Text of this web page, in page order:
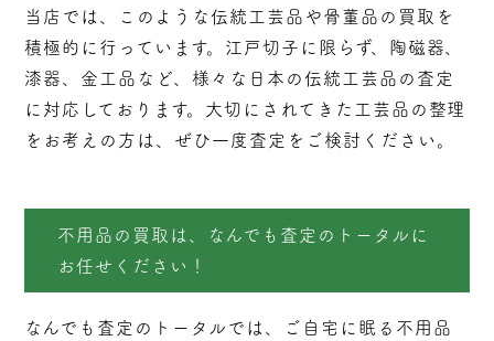
当店では、このような伝統工芸品や骨董品の買取を
積極的に行っています。江戸切子に限らず、陶磁器、
漆器、金工品など、様々な日本の伝統工芸品の査定
に対応しております。大切にされてきた工芸品の整理
をお考えの方は、ぜひ一度査定をご検討ください。
不用品の買取は、なんでも査定のトータルに
お任せください！
なんでも査定のトータルでは、ご自宅に眠る不用品